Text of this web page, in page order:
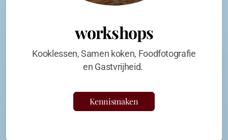
workshops
Kooklessen, Samen koken, Foodfotografie
en Gastvrijheid.
Kennismaken